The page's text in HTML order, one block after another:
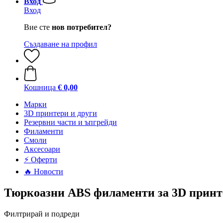
Вход
Вие сте нов потребител?
Създаване на профил
Кошница € 0,00
Mарки
3D принтери и други
Резервни части и ъпгрейди
Филаменти
Смоли
Аксесоари
⚡ Оферти
🔥 Новости
Тюркоазни ABS филаменти за 3D
Филтрирай и подреди